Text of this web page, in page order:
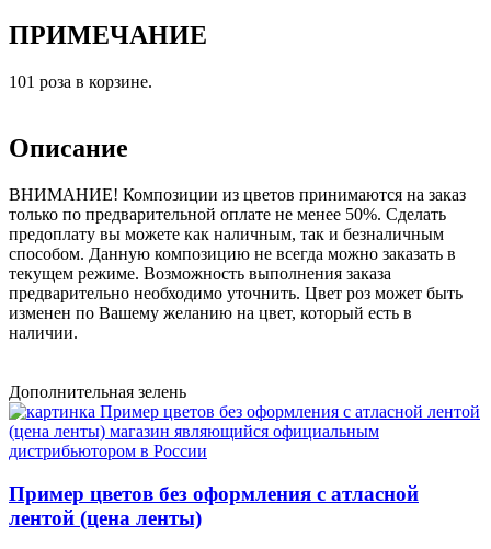
ПРИМЕЧАНИЕ
101 роза в корзине.
Описание
ВНИМАНИЕ! Композиции из цветов принимаются на заказ
только по предварительной оплате не менее 50%. Сделать
предоплату вы можете как наличным, так и безналичным
способом. Данную композицию не всегда можно заказать в
текущем режиме. Возможность выполнения заказа
предварительно необходимо уточнить. Цвет роз может быть
изменен по Вашему желанию на цвет, который есть в
наличии.
Дополнительная зелень
Пример цветов без оформления с атласной
лентой (цена ленты)